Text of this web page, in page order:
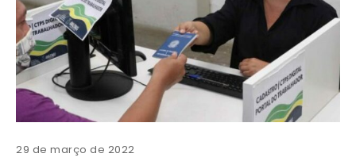
29 de março de 2022